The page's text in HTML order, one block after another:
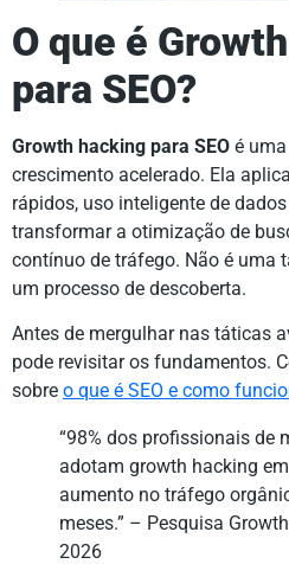
O que é
para SEO?
Growth hacking para SEO é
crescimento acelerado. Ela
rápidos, uso inteligente de
transformar a otimização de
contínuo de tráfego. Não é uma
um processo de descoberta.
Antes de mergulhar nas táticas
pode revisitar os fundamentos.
sobre o que é SEO e como
“98% dos profissionais de
adotam growth hacking
aumento no tráfego
meses.” – Pesquisa
2026